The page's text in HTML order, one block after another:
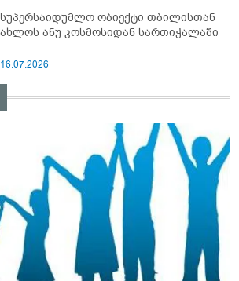
სუპერსაიდუმლო ობიექტი თბილისთან
ახლოს ანუ კოსმოსიდან სართიჭალაში
16.07.2026